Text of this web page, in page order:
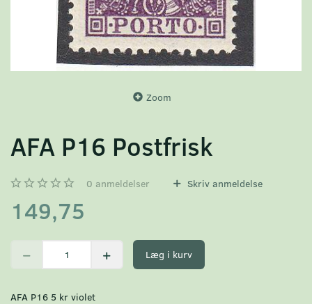
Zoom
AFA P16 Postfrisk
0 anmeldelser Skriv anmeldelse
149,75
Læg i kurv
AFA P16 5 kr violet